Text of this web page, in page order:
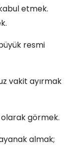
etmek.
resmi
vakit ayırmak
görmek.
almak;